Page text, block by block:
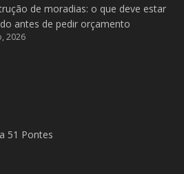
de moradias: o que deve estar
antes de pedir orçamento
2026
51 Pontes